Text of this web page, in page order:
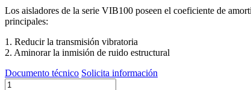
Los aisladores de la serie VIB100 poseen el coeficiente de
principales:
1. Reducir la transmisión vibratoria
2. Aminorar la inmisión de ruido estructural
Documento técnico Solicita información
Serie